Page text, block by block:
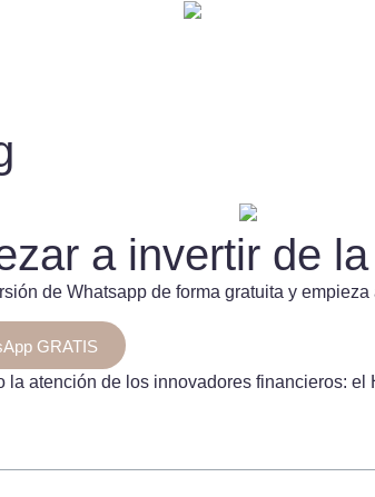
a invertir de
de Whatsapp de forma gratuita y
GRATIS
la atención de los innovadores financieros: el